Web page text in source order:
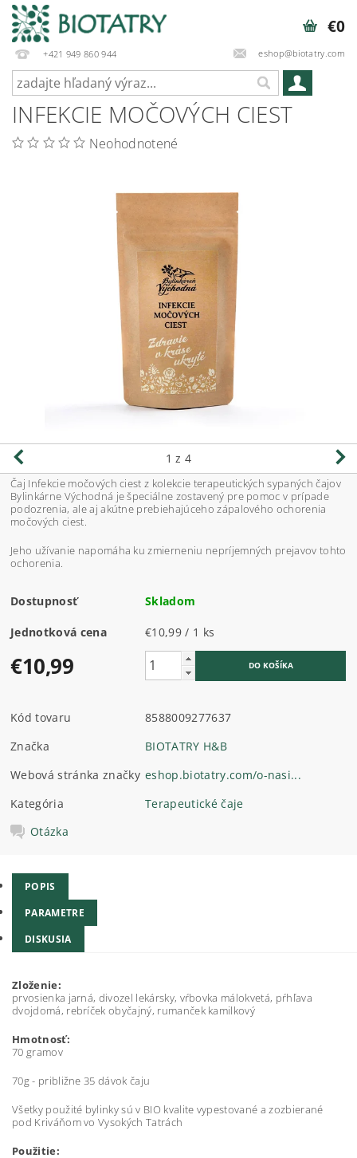
+421 949 860 944 eshop@biotatry.com
€0
INFEKCIE MOČOVÝCH CIEST
Neohodnotené
1 z 4
Čaj Infekcie močových ciest z kolekcie terapeutických sypaných čajov
Bylinkárne Východná je špeciálne zostavený pre pomoc v prípade
podozrenia, ale aj akútne prebiehajúceho zápalového ochorenia
močových ciest.
Jeho užívanie napomáha ku zmierneniu nepríjemných prejavov tohto
ochorenia.
Dostupnosť Skladom
Jednotková cena €10,99 / 1 ks
€10,99
Kód tovaru
8588009277637
Značka
BIOTATRY H&B
Webová stránka značky eshop.biotatry.com/o-nasi...
Kategória
Terapeutické čaje
Otázka
POPIS
PARAMETRE
DISKUSIA
Zloženie:
prvosienka jarná, divozel lekársky, vŕbovka málokvetá, pŕhľava
dvojdomá, rebríček obyčajný, rumanček kamilkový
Hmotnosť:
70 gramov
70g - približne 35 dávok čaju
Všetky použité bylinky sú v BIO kvalite vypestované a zozbierané
pod Kriváňom vo Vysokých Tatrách
Použitie: